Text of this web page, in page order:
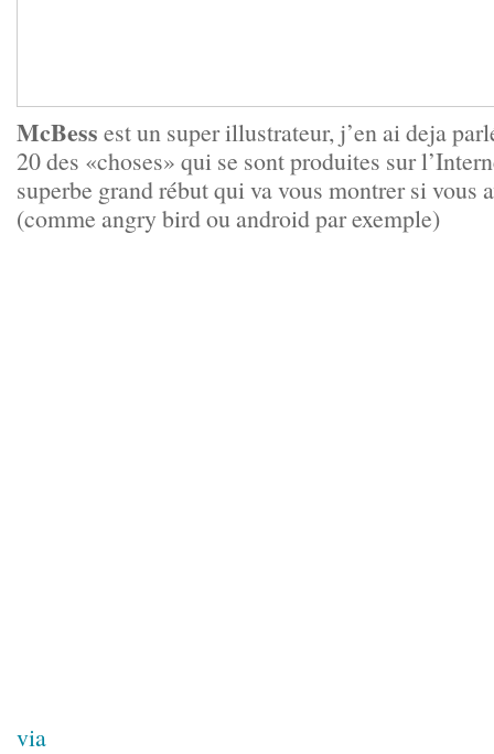
McBess est un super illustrateur, j’en ai deja
20 des «choses» qui se sont produites sur
superbe grand rébut qui va vous montrer si vous
(comme angry bird ou android par exemple)
via